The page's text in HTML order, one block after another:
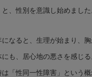
、性別を意識し始めました
なると、生理が始まり、胸
も、居心地の悪さを感じ
「性同一性障害」という